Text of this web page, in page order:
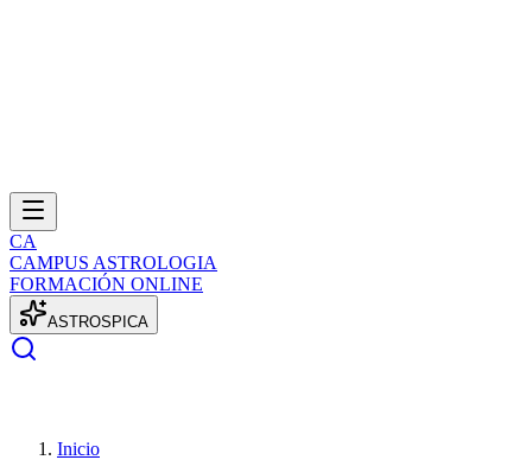
CA
CAMPUS ASTROLOGIA
FORMACIÓN ONLINE
ASTROS P CA
Inicio